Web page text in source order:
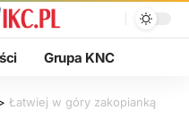
Grupa KNC
Łatwiej w góry zakopianką